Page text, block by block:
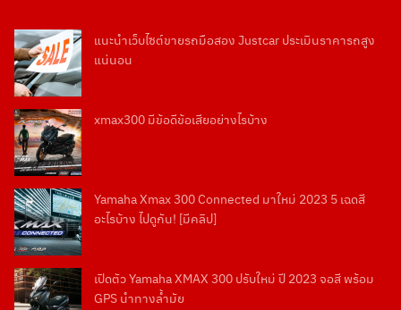
แนะนำเว็บไซต์ขายรถมือสอง Justcar ประเมินราคารถสูง
แน่นอน
xmax300 มีข้อดีข้อเสียอย่างไรบ้าง
Yamaha Xmax 300 Connected มาใหม่ 2023 5 เฉดสี
อะไรบ้าง ไปดูกัน! [มีคลิป]
เปิดตัว Yamaha XMAX 300 ปรับใหม่ ปี 2023 จอสี พร้อม
GPS นำทางล้ำมัย